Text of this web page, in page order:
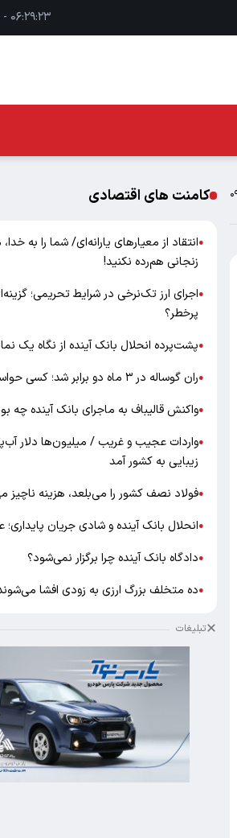
۰۶:۲۹:۲۴ - ۱۶ مرداد ۱۴۰۵
کامنت های اقتصادی
●انتقاد از معیارهای یارانه‌ای/ شما را به خدا،
زنجانی هم‌رده نکنید!
●اجرای ارز تک‌نرخی در شرایط تحریمی؛
پرخطر؟
●پشت‌پرده انحلال بانک آینده از نگاه یک
●ران گوساله در ۳ ماه دو برابر شد؛ کسی حواسش هست؟
●واکنش قالیباف به ماجرای بانک آینده چه
●واردات عجیب و غریب / میلیون‌ها دلار
زیبایی به کشور آمد
●فولاد نصف کشور را می‌بلعد، هزینه ناچیز
●انحلال بانک آینده و شادی جریان
●دادگاه بانک آینده چرا برگزار نمی‌شود؟
●ده متخلف بزرگ ارزی به زودی افشا
تبلیغات